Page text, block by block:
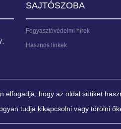
elfogadja, hogy az oldal sütiket
tudja kikapcsolni vagy törölni
SAJTÓSZOBA
Fogyasztóvédelmi hírek
Hasznos linkek